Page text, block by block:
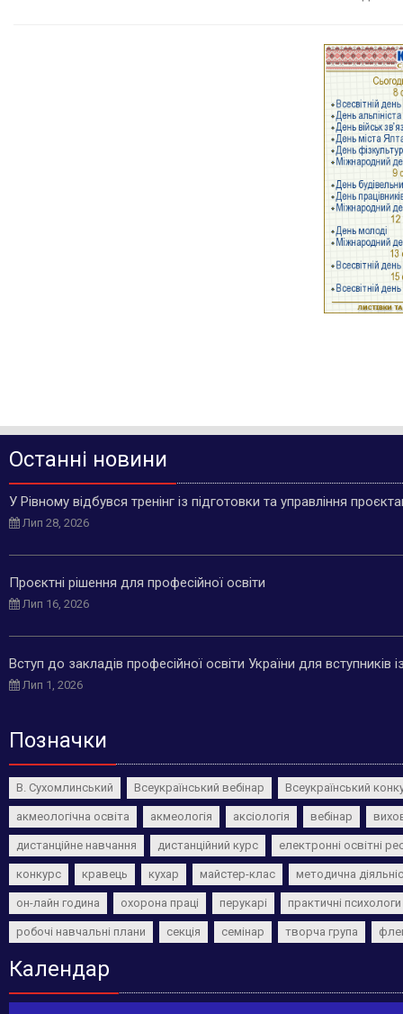
Останні новини
У Рівному відбувся тренінг із підготовки та управління
Лип 28, 2026
Проєктні рішення для професійної освіти
Лип 16, 2026
Вступ до закладів професійної освіти України для
Лип 1, 2026
Позначки
В. Сухомлинський Всеукраїнський вебінар Всеукраїнський
акмеологічна освіта акмеологія аксіологія вебінар
дистанційне навчання дистанційний курс електронні освітні
конкурс кравець кухар майстер-клас методична
он-лайн година охорона праці перукарі практичні психологи
робочі навчальні плани секція семінар творча група
Календар